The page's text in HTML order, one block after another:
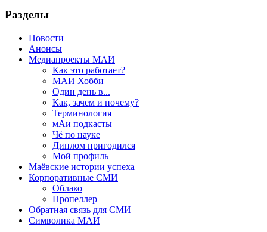
Разделы
Новости
Анонсы
Медиапроекты МАИ
Как это работает?
МАИ Хобби
Один день в...
Как, зачем и почему?
Терминология
мАи подкасты
Чё по науке
Диплом пригодился
Мой профиль
Маёвские истории успеха
Корпоративные СМИ
Облако
Пропеллер
Обратная связь для СМИ
Символика МАИ